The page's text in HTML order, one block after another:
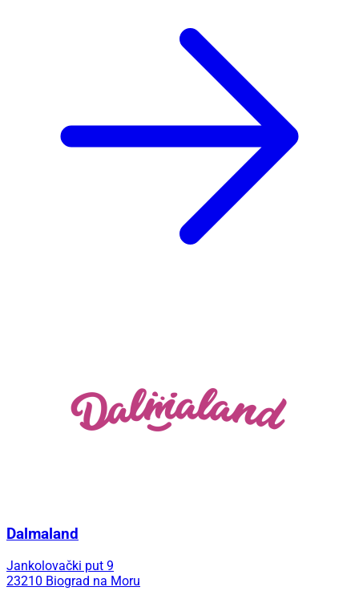
Dalmaland
Jankolovački put 9
23210 Biograd na Moru